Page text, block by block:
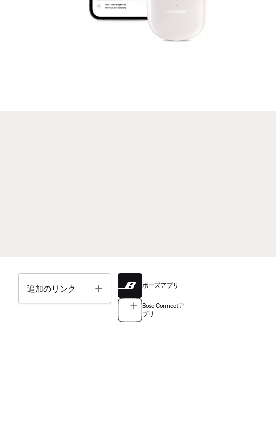
追加のリンク Toggle ボーズアプリ
Bose Connectア
プリ